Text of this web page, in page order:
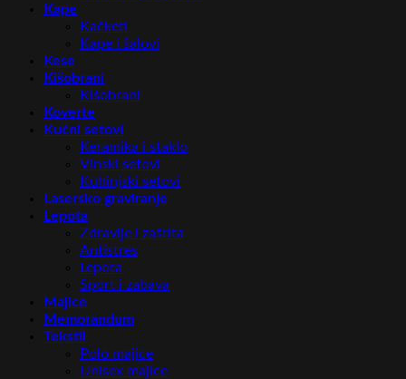
Kape
Kačketi
Kape i šalovi
Kese
Kišobrani
Kišobrani
Koverte
Kućni setovi
Keramika i staklo
Vinski setovi
Kuhinjski setovi
Lasersko graviranje
Lepota
Zdravlje i zaštita
Antistres
Lepota
Sport i zabava
Majice
Memorandum
Tekstil
Polo majice
Unisex majice